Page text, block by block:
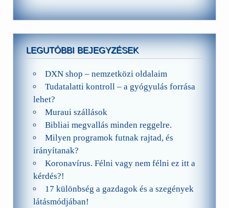
LEGUTÓBBI BEJEGYZÉSEK
DXN shop – nemzetközi oldalaim
Tudatalatti kontroll – a gyógyulás forrása
lehet?
Muraui szállások
Bibliai megvallás minden reggelre.
Milyen programok futnak rajtad, és
irányítanak?
Koronavírus. Félni vagy nem félni ez itt a
kérdés?!
17 különbség a gazdagok és a szegények
látásmódjában!